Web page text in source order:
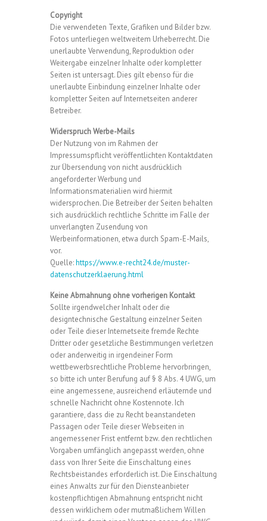
Copyright
Die verwendeten Texte, Grafiken und Bilder bzw.
Fotos unterliegen weltweitem Urheberrecht. Die
unerlaubte Verwendung, Reproduktion oder
Weitergabe einzelner Inhalte oder kompletter
Seiten ist untersagt. Dies gilt ebenso für die
unerlaubte Einbindung einzelner Inhalte oder
kompletter Seiten auf Internetseiten anderer
Betreiber.
Widerspruch Werbe-Mails
Der Nutzung von im Rahmen der
Impressumspflicht veröffentlichten Kontaktdaten
zur Übersendung von nicht ausdrücklich
angeforderter Werbung und
Informationsmaterialien wird hiermit
widersprochen. Die Betreiber der Seiten behalten
sich ausdrücklich rechtliche Schritte im Falle der
unverlangten Zusendung von
Werbeinformationen, etwa durch Spam-E-Mails,
vor.
Quelle:https://www.e-recht24.de/muster-
datenschutzerklaerung.html
Keine Abmahnung ohne vorherigen Kontakt
Sollte irgendwelcher Inhalt oder die
designtechnische Gestaltung einzelner Seiten
oder Teile dieser Internetseite fremde Rechte
Dritter oder gesetzliche Bestimmungen verletzen
oder anderweitig in irgendeiner Form
wettbewerbsrechtliche Probleme hervorbringen,
so bitte ich unter Berufung auf § 8 Abs. 4 UWG, um
eine angemessene, ausreichend erläuternde und
schnelle Nachricht ohne Kostennote. Ich
garantiere, dass die zu Recht beanstandeten
Passagen oder Teile dieser Webseiten in
angemessener Frist entfernt bzw. den rechtlichen
Vorgaben umfänglich angepasst werden, ohne
dass von Ihrer Seite die Einschaltung eines
Rechtsbeistandes erforderlich ist. Die Einschaltung
eines Anwalts zur für den Diensteanbieter
kostenpflichtigen Abmahnung entspricht nicht
dessen wirklichem oder mutmaßlichem Willen